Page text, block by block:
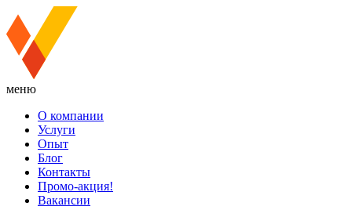
меню
О компании
Услуги
Опыт
Блог
Контакты
Промо-акция!
Вакансии